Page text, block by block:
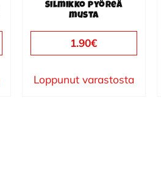
Silmikko pyöreä
musta
1.90€
Loppunut varastosta